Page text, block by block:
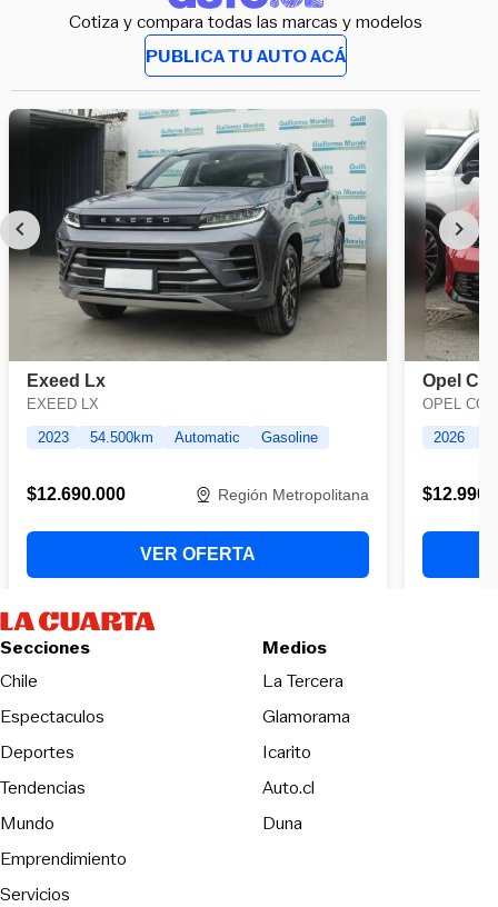
Cotiza y compara todas las marcas y modelos
PUBLICA TU AUTO ACÁ
Secciones
Chile
Espectaculos
Deportes
Tendencias
Mundo
Emprendimiento
Servicios
Medios
La TerceraOpens in new
Glamorama
Icarito
Auto.cl
DunaOpens in new window